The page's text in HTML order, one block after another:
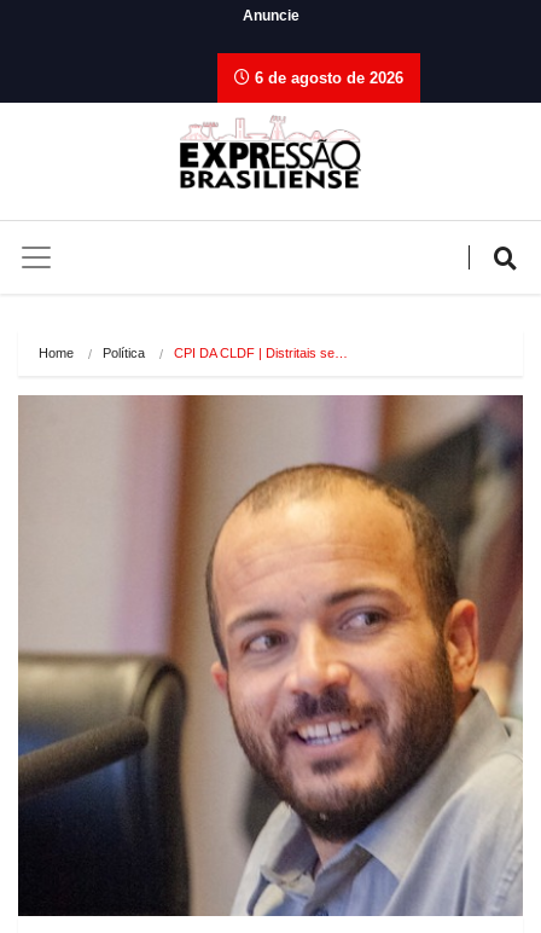
Anuncie
6 de agosto de 2026
Home Política CPI DA CLDF | Distritais se…